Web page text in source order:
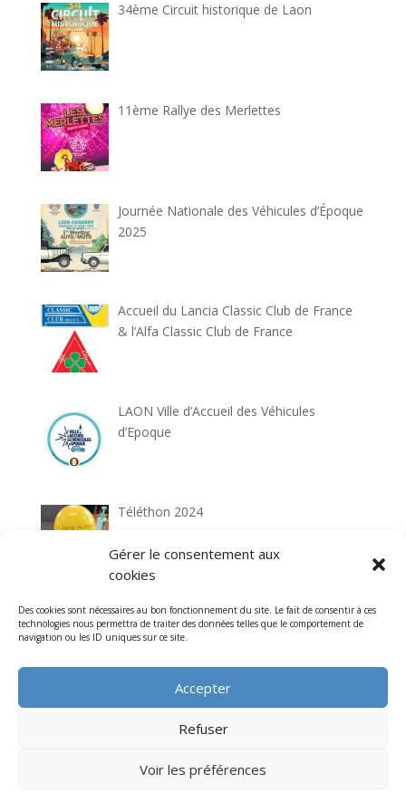
Gérer le consentement aux
cookies
Des cookies sont nécessaires au bon fonctionnement du site. Le fait de consentir à ces
technologies nous permettra de traiter des données telles que le comportement de
navigation ou les ID uniques sur ce site.
Accepter
Refuser
Voir les préférences
34ème Circuit historique de Laon
11ème Rallye des Merlettes
Journée Nationale des Véhicules d’Époque
2025
Accueil du Lancia Classic Club de France
& l’Alfa Classic Club de France
LAON Ville d’Accueil des Véhicules
d’Epoque
Téléthon 2024
Rallye de l’Association 2024